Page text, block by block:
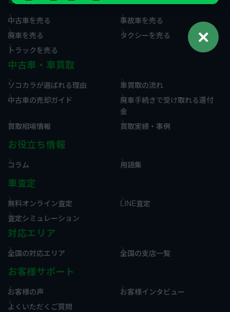
中古車を売る
事故車を売る
廃車を売る
タクシーを売る
トラックを売る
中古車・車買取
ソコカラが選ばれる理由
車買取の流れ
中古車の売却ガイド
廃車手続きで受け取れる還付
金
買取相場情報
買取実績・事例
お役立ち情報
コラム 用語集
車査定
無料オンライン査定
LINE査定
査定シミュレーション
対応エリア
全国の対応エリア 全国の支店一覧
お客様サポート
お客様の声
お客様インタビュー
よくいただくご質問
✕